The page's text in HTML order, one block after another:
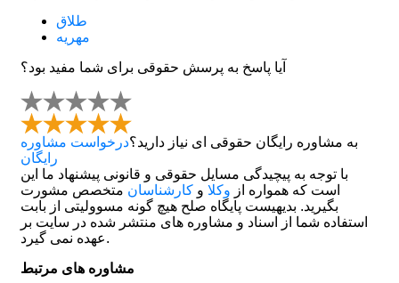
طلاق
مهریه
آیا پاسخ به پرسش حقوقی برای شما مفید بود؟
به مشاوره رایگان حقوقی ای نیاز دارید؟درخواست مشاوره
رایگان
با توجه به پیچیدگی مسایل حقوقی و قانونی پیشنهاد ما این
است که همواره از وکلا و کارشناسان متخصص مشورت
بگیرید. بدیهیست پایگاه صلح هیچ گونه مسوولیتی از بابت
استفاده شما از اسناد و مشاوره های منتشر شده در سایت بر
عهده نمی گیرد.
مشاوره های مرتبط